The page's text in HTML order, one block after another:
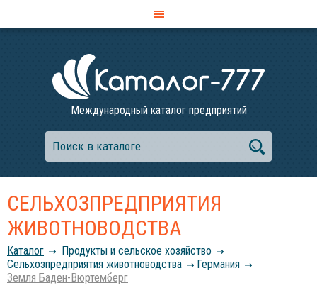
Международный каталог предприятий
СЕЛЬХОЗПРЕДПРИЯТИЯ
ЖИВОТНОВОДСТВА
Каталог
Продукты и сельское хозяйство
Сельхозпредприятия животноводства
Германия
Земля Баден-Вюртемберг